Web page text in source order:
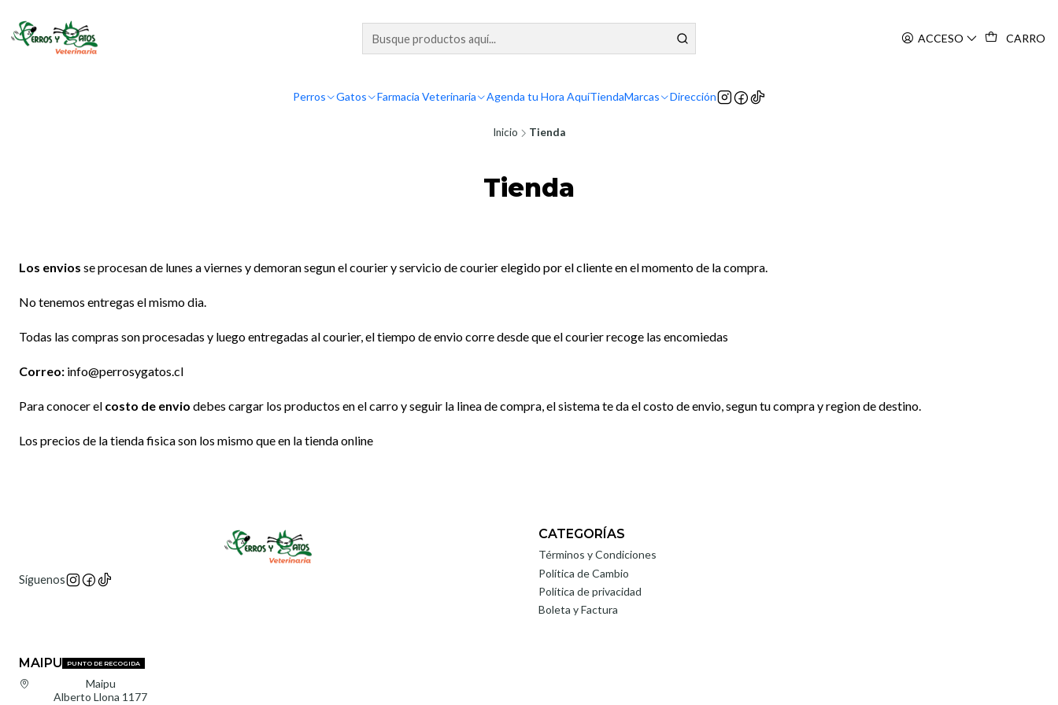
ACCESO CARRO
Perros Gatos Farmacia Veterinaria Agenda tu Hora AquíTiendaMarcas Dirección
Inicio Tienda
Tienda
Los envios se procesan de lunes a viernes y demoran segun el courier y servicio de courier elegido por el cliente en el momento de la compra.
No tenemos entregas el mismo dia.
Todas las compras son procesadas y luego entregadas al courier, el tiempo de envio corre desde que el courier recoge las encomiedas
Correo: info@perrosygatos.cl
Para conocer el costo de envio debes cargar los productos en el carro y seguir la linea de compra, el sistema te da el costo de envio, segun tu compra y region de destino.
Los precios de la tienda fisica son los mismo que en la tienda online
Síguenos
CATEGORÍAS
Términos y Condiciones
Política de Cambio
Política de privacidad
Boleta y Factura
MAIPU PUNTO DE RECOGIDA
Maipu
Alberto Llona 1177